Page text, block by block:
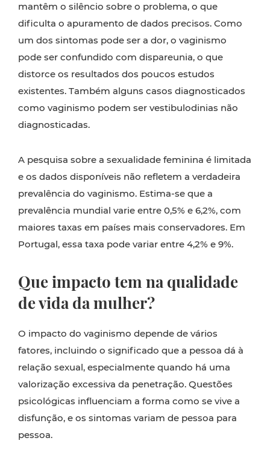
mantêm o silêncio sobre o problema, o que
dificulta o apuramento de dados precisos. Como
um dos sintomas pode ser a dor, o vaginismo
pode ser confundido com dispareunia, o que
distorce os resultados dos poucos estudos
existentes. Também alguns casos diagnosticados
como vaginismo podem ser vestibulodinias não
diagnosticadas.
A pesquisa sobre a sexualidade feminina é limitada
e os dados disponíveis não refletem a verdadeira
prevalência do vaginismo. Estima-se que a
prevalência mundial varie entre 0,5% e 6,2%, com
maiores taxas em países mais conservadores. Em
Portugal, essa taxa pode variar entre 4,2% e 9%.
Que impacto tem na qualidade
de vida da mulher?
O impacto do vaginismo depende de vários
fatores, incluindo o significado que a pessoa dá à
relação sexual, especialmente quando há uma
valorização excessiva da penetração. Questões
psicológicas influenciam a forma como se vive a
disfunção, e os sintomas variam de pessoa para
pessoa.